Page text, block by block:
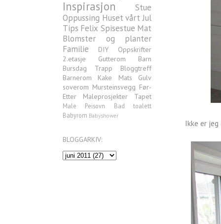
Ikke er
Inspirasjon
Stue
Oppussing Huset vårt Jul
Tips Felix Spisestue Mat
Blomster og planter
Familie
DIY
Oppskrifter
2.etasje
Gutterom
Barn
Bursdag
Trapp
Bloggtreff
Barnerom
Kake Mats
Gulv
soverom Mursteinsvegg Før-
Etter
Maleprosjekter Tapet
Male Peisovn Bad
toalett
Babyrom Babyshower
BLOGGARKIV: